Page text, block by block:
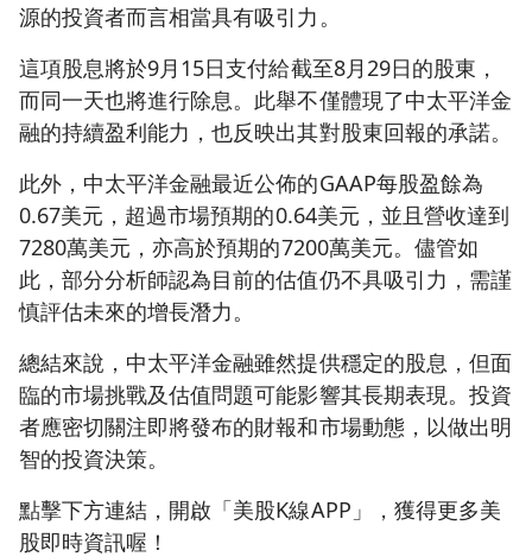
源的投資者而言相當具有吸引力。
這項股息將於9月15日支付給截至8月29日的股東，
而同一天也將進行除息。此舉不僅體現了中太平洋金
融的持續盈利能力，也反映出其對股東回報的承諾。
此外，中太平洋金融最近公佈的GAAP每股盈餘為
0.67美元，超過市場預期的0.64美元，並且營收達到
7280萬美元，亦高於預期的7200萬美元。儘管如
此，部分分析師認為目前的估值仍不具吸引力，需謹
慎評估未來的增長潛力。
總結來說，中太平洋金融雖然提供穩定的股息，但面
臨的市場挑戰及估值問題可能影響其長期表現。投資
者應密切關注即將發布的財報和市場動態，以做出明
智的投資決策。
點擊下方連結，開啟「美股K線APP」，獲得更多美
股即時資訊喔！